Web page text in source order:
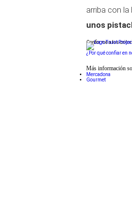
arriba con
unos
Conforme a los
¿Por qué confiar en
Más información
Mercadona
Gourmet